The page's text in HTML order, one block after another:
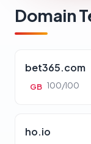
Domain
bet365.com
GB 100/100
ho.io